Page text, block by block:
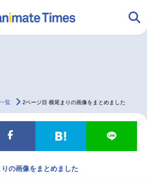
なの声 グッズ 映画
ム・アプリ 音楽 コスプレ
覧 2ページ目 横尾まりの画像をまとめました
の画像をまとめました